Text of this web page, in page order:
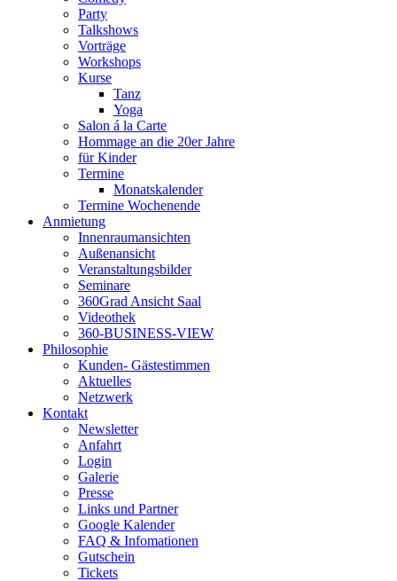
Party
Talkshows
Vorträge
Workshops
Kurse
Tanz
Yoga
Salon á la Carte
Hommage an die 20er Jahre
für Kinder
Termine
Monatskalender
Termine Wochenende
Anmietung
Innenraumansichten
Außenansicht
Veranstaltungsbilder
Seminare
360Grad Ansicht Saal
Videothek
360-BUSINESS-VIEW
Philosophie
Kunden- Gästestimmen
Aktuelles
Netzwerk
Kontakt
Newsletter
Anfahrt
Login
Galerie
Presse
Links und Partner
Google Kalender
FAQ & Infomationen
Gutschein
Tickets